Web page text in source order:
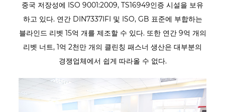
중국 저장성에 ISO 9001:2009, TS16949인증 시설을 보유
하고 있다. 연간 DIN7337IFI 및 ISO, GB 표준에 부합하는
블라인드 리벳 15억 개를 제조할 수 있다. 또한 연간 9억 개의
리벳 너트, 1억 2천만 개의 클린칭 패스너 생산은 대부분의
경쟁업체에서 쉽게 따라올 수 없다.